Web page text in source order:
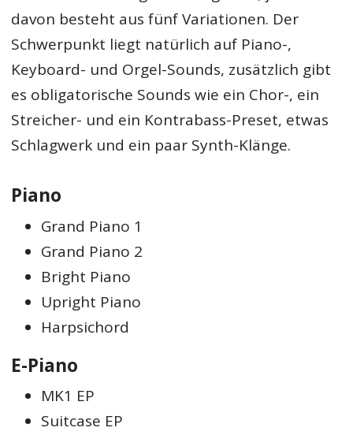
davon besteht aus fünf Variationen. Der
Schwerpunkt liegt natürlich auf Piano-,
Keyboard- und Orgel-Sounds, zusätzlich gibt
es obligatorische Sounds wie ein Chor-, ein
Streicher- und ein Kontrabass-Preset, etwas
Schlagwerk und ein paar Synth-Klänge.
Piano
Grand Piano 1
Grand Piano 2
Bright Piano
Upright Piano
Harpsichord
E-Piano
MK1 EP
Suitcase EP